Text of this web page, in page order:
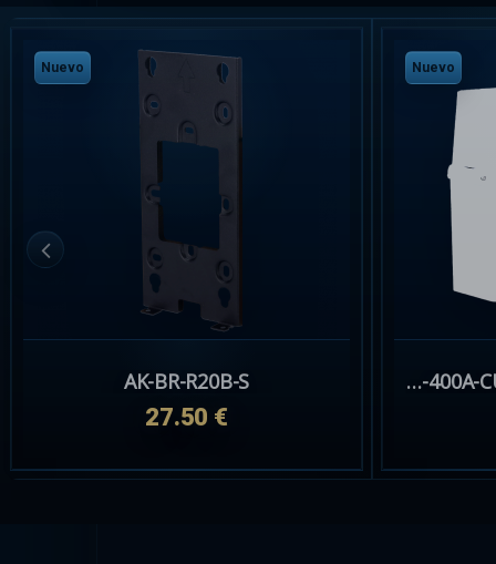
Nuevo
SH-400A-CURRENT-TRANS-CLAMP
Nuevo
AK-BR-R20B-S
27.50 €